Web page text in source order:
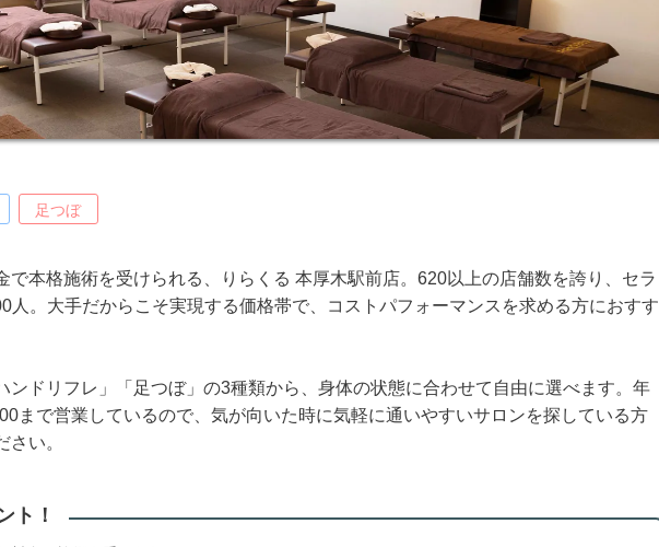
足つぼ
で本格施術を受けられる、りらくる 本厚木駅前店。620以上の店舗数を誇り、セラ
人。大手だからこそ実現する価格帯で、コストパフォーマンスを求める方におすす
ンドリフレ」「足つぼ」の3種類から、身体の状態に合わせて自由に選べます。年
まで営業しているので、気が向いた時に気軽に通いやすいサロンを探している方
さい。
ト！